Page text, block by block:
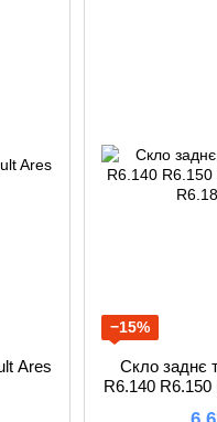
Ares
−15%
Скло заднє
R6.140 R6.150